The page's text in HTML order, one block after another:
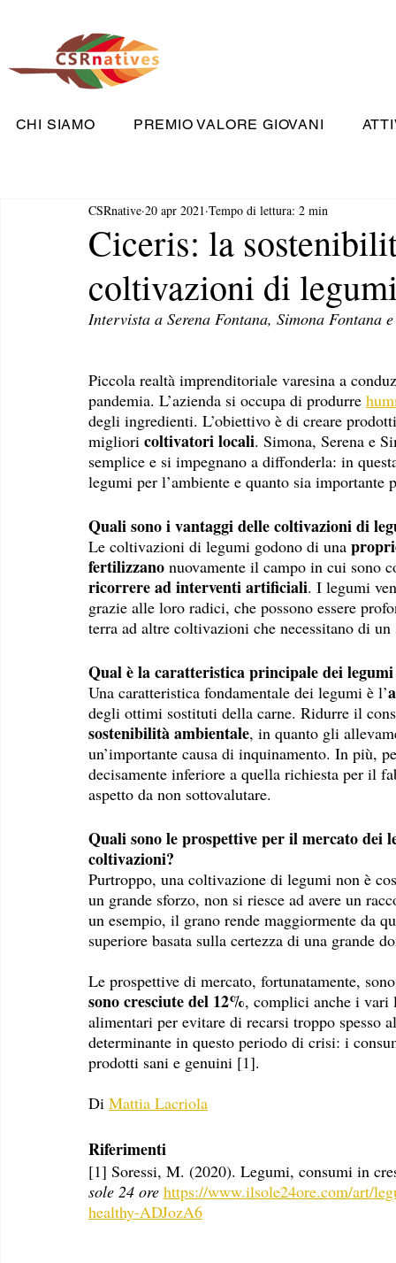
CHI SIAMO PREMIO VALORE GIOVANI
Ciceris: la
coltivazioni di
CSRnative 20 apr 2021 Tempo di lettura: 2 min
Intervista a Serena Fontana, Simona Fontana
Piccola realtà imprenditoriale varesina a
pandemia. L’azienda si occupa di produrre
degli ingredienti. L’obiettivo è di creare
migliori coltivatori locali. Simona, Serena e
semplice e si impegnano a diffonderla: in
legumi per l’ambiente e quanto sia importante
Quali sono i vantaggi delle coltivazioni di
Le coltivazioni di legumi godono di una
fertilizzano nuovamente il campo in cui sono
ricorrere ad interventi artificiali. I legumi
grazie alle loro radici, che possono essere
terra ad altre coltivazioni che necessitano di
Qual è la caratteristica principale dei
Una caratteristica fondamentale dei legumi è l’
degli ottimi sostituti della carne. Ridurre il
sostenibilità ambientale, in quanto gli
un’importante causa di inquinamento. In più,
decisamente inferiore a quella richiesta per il
aspetto da non sottovalutare.
Quali sono le prospettive per il mercato
coltivazioni?
Purtroppo, una coltivazione di legumi non è
un grande sforzo, non si riesce ad avere un
un esempio, il grano rende maggiormente da
superiore basata sulla certezza di una grande
Le prospettive di mercato, fortunatamente,
sono cresciute del 12%, complici anche i vari
alimentari per evitare di recarsi troppo spesso
determinante in questo periodo di crisi: i
prodotti sani e genuini [1].
Di Mattia Lacriola
Riferimenti
[1] Soressi, M. (2020). Legumi, consumi in
sole 24 ore https://www.ilsole24ore.com/art/
healthy-ADJozA6